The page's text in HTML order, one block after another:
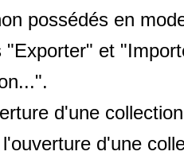
possédés en
"Exporter" et
d'une
d'une